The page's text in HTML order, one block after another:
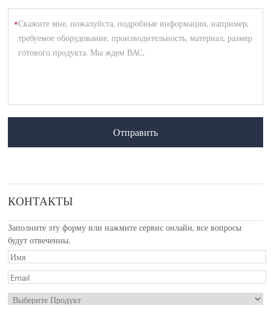
*
Отправить
КОНТАКТЫ
Заполните эту форму или нажмите сервис онлайн, все вопросы
будут отвеченны.